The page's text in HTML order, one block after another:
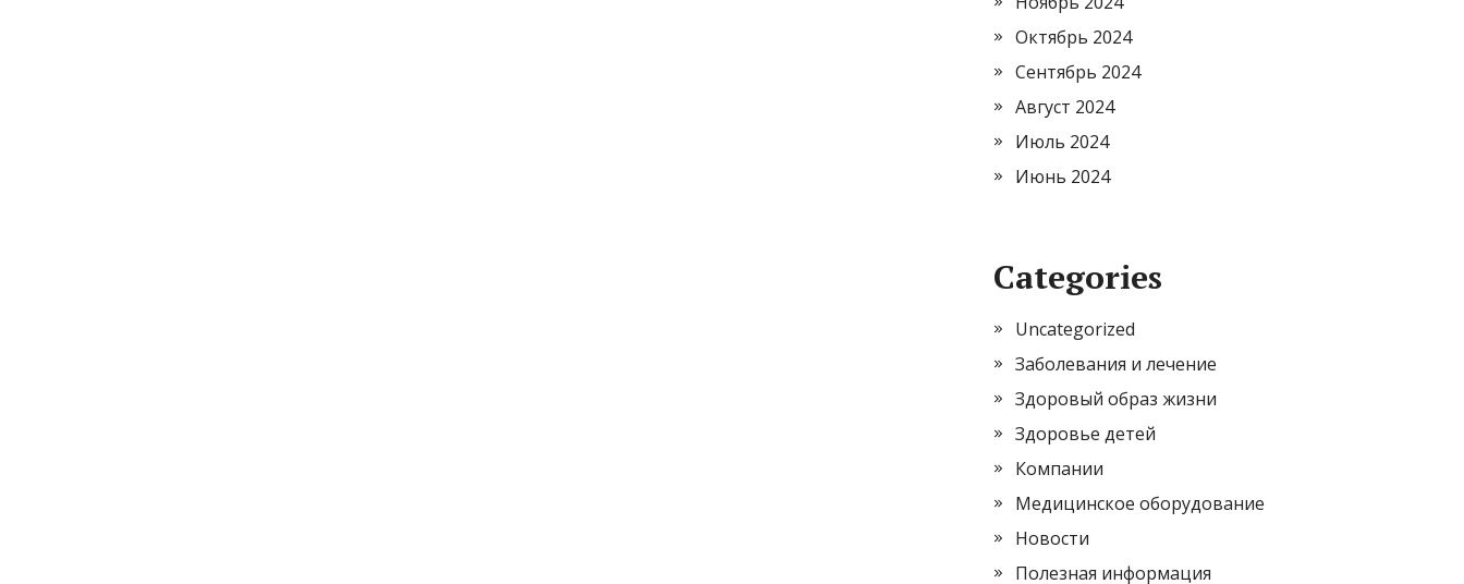
Октябрь 2024
Сентябрь 2024
Август 2024
Июль 2024
Июнь 2024
Categories
Uncategorized
Заболевания и лечение
Здоровый образ жизни
Здоровье детей
Компании
Медицинское оборудование
Новости
Полезная информация